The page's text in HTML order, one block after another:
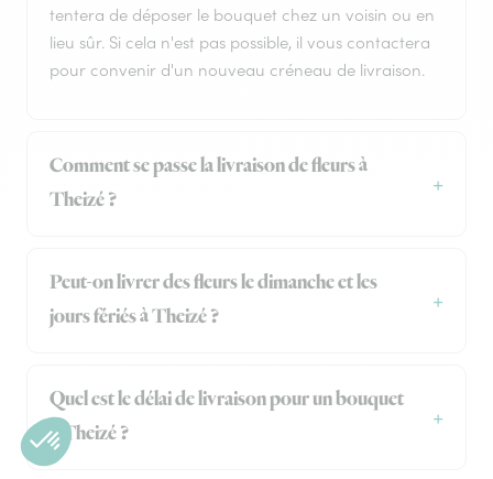
tentera de déposer le bouquet chez un voisin ou en
lieu sûr. Si cela n'est pas possible, il vous contactera
pour convenir d'un nouveau créneau de livraison.
Comment se passe la livraison de fleurs à
Theizé ?
Peut-on livrer des fleurs le dimanche et les
jours fériés à Theizé ?
Quel est le délai de livraison pour un bouquet
à Theizé ?